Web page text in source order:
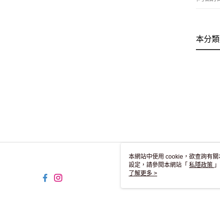
本分
本網站中使用 cookie，欲查詢有
設定，請參閱本網站「 私隱政策
用 cookie。
了解更多 >